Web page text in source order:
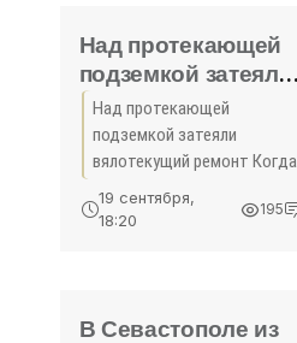
Над протекающей
подземкой затеяли
вялотекущий
ремонт -
«Происшествия»
Над протекающей
подземкой затеяли
вялотекущий ремонт Когда
подземного перехода под
подземного перехода
19 сентября,
18:20
195
В Севастополе из